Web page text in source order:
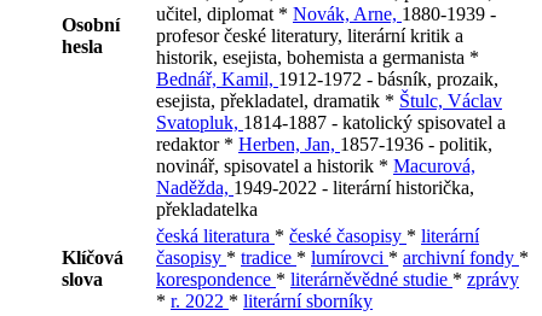
Osobní
hesla
učitel, diplomat * Novák, Arne, 1880-1939 -
profesor české literatury, literární kritik a
historik, esejista, bohemista a germanista *
Bednář, Kamil, 1912-1972 - básník, prozaik,
esejista, překladatel, dramatik * Štulc, Václav
Svatopluk, 1814-1887 - katolický spisovatel a
redaktor * Herben, Jan, 1857-1936 - politik,
novinář, spisovatel a historik * Macurová,
Naděžda, 1949-2022 - literární historička,
překladatelka
Klíčová
slova
česká literatura * české časopisy * literární
časopisy * tradice * lumírovci * archivní fondy *
korespondence * literárněvědné studie * zprávy
* r. 2022 * literární sborníky